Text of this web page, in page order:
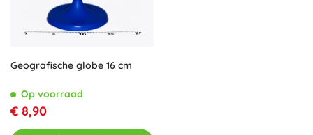
Kies een globe met
die motiveert om de wereld te ontdekken.
Geografische globe 16 cm
Op voorraad
€ 8,90